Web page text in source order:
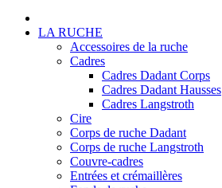
LA RUCHE
Accessoires de la ruche
Cadres
Cadres Dadant Corps
Cadres Dadant Hausses
Cadres Langstroth
Cire
Corps de ruche Dadant
Corps de ruche Langstroth
Couvre-cadres
Entrées et crémaillères